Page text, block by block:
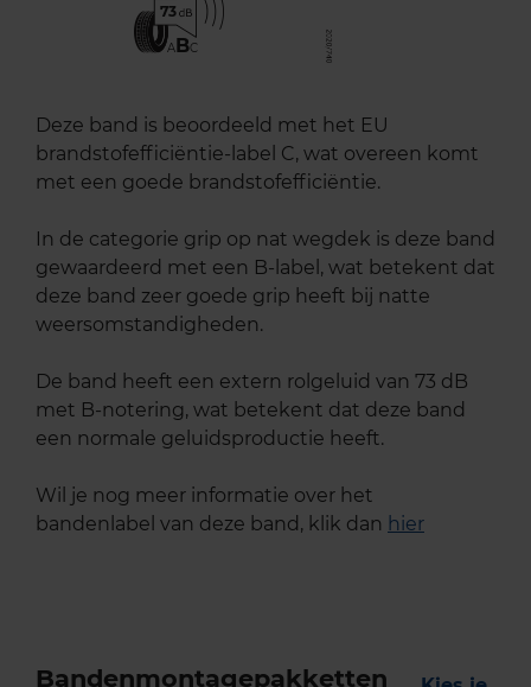
73
ABC
Deze band is beoordeeld met het EU
brandstofefficiëntie-label C, wat overeen komt
met een goede brandstofefficiëntie.
In de categorie grip op nat wegdek is deze band
gewaardeerd met een B-label, wat betekent dat
deze band zeer goede grip heeft bij natte
weersomstandigheden.
De band heeft een extern rolgeluid van 73 dB
met B-notering, wat betekent dat deze band
een normale geluidsproductie heeft.
Wil je nog meer informatie over het
bandenlabel van deze band, klik dan hier
Bandenmontagepakketten